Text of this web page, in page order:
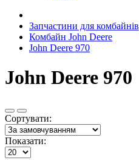
Запчастини для комбайнів
Комбайн John Deere
John Deere 970
John Deere 970
Сортувати:
Показати: